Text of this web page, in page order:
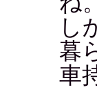
し
暮
車